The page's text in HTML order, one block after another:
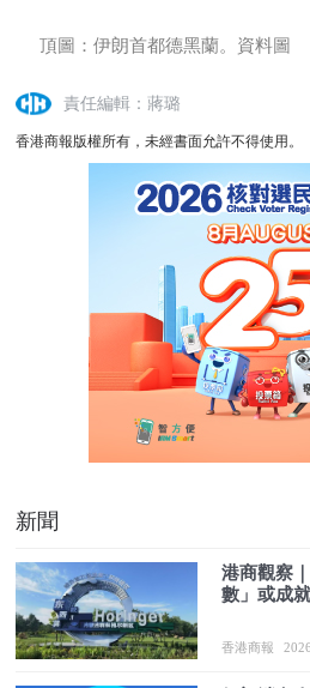
頂圖：伊朗首都德黑蘭。資料圖
責任編輯：蔣璐
香港商報版權所有，未經書面允許不得使用。
新聞
港商觀察
數」或成
香港商報